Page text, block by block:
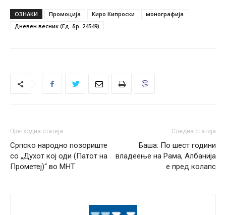
ОЗНАКИ Промоција Киро Кипроски
монографија
Дневен весник (Ед. бр. 24549)
Претходна статија
Српско народно позориште
со „Духот кој оди (Патот на
Прометеј)“ во МНТ
Следна статија
Баша: По шест години
владеење на Рама, Албанија
е пред колапс